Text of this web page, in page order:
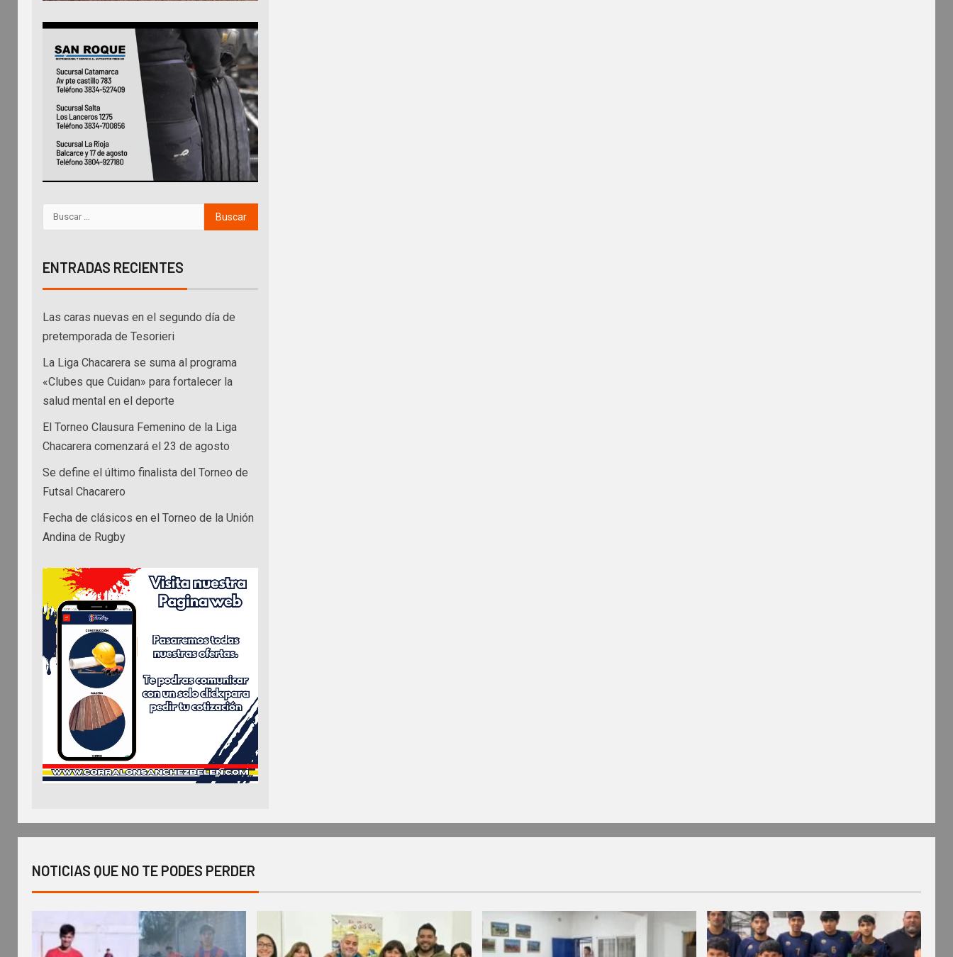
ENTRADAS RECIENTES
Las caras nuevas en el segundo día de
pretemporada de Tesorieri
La Liga Chacarera se suma al programa
«Clubes que Cuidan» para fortalecer la
salud mental en el deporte
El Torneo Clausura Femenino de la Liga
Chacarera comenzará el 23 de agosto
Se define el último finalista del Torneo de
Futsal Chacarero
Fecha de clásicos en el Torneo de la Unión
Andina de Rugby
NOTICIAS QUE NO TE PODES PERDER